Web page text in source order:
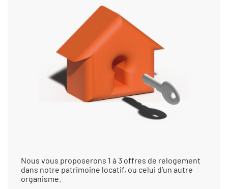
Nous vous proposerons 1 à 3 offres de relogement
dans notre patrimoine locatif, ou celui d’un autre
organisme.